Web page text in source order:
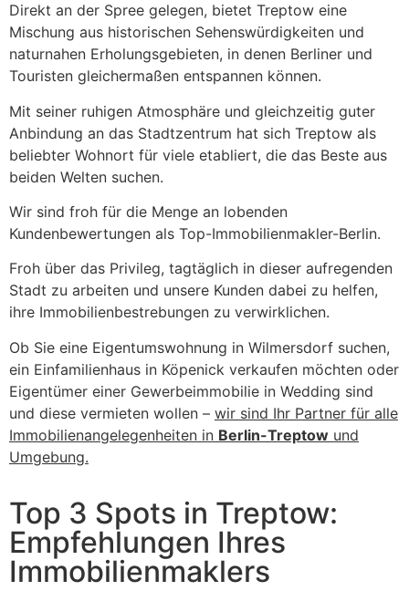
Direkt an der Spree gelegen, bietet Treptow eine
Mischung aus historischen Sehenswürdigkeiten und
naturnahen Erholungsgebieten, in denen Berliner und
Touristen gleichermaßen entspannen können.
Mit seiner ruhigen Atmosphäre und gleichzeitig guter
Anbindung an das Stadtzentrum hat sich Treptow als
beliebter Wohnort für viele etabliert, die das Beste aus
beiden Welten suchen.
Wir sind froh für die Menge an lobenden
Kundenbewertungen als Top-Immobilienmakler-Berlin.
Froh über das Privileg, tagtäglich in dieser aufregenden
Stadt zu arbeiten und unsere Kunden dabei zu helfen,
ihre Immobilienbestrebungen zu verwirklichen.
Ob Sie eine Eigentumswohnung in Wilmersdorf suchen,
ein Einfamilienhaus in Köpenick verkaufen möchten oder
Eigentümer einer Gewerbeimmobilie in Wedding sind
und diese vermieten wollen – wir sind Ihr Partner für alle
Immobilienangelegenheiten in Berlin-Treptow und
Umgebung.
Top 3 Spots in Treptow:
Empfehlungen Ihres
Immobilienmaklers